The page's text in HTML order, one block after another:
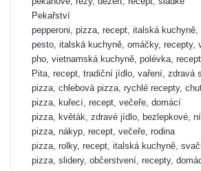
Pekařství
pepperoni, pizza, recept, italská
pesto, italská kuchyně, omáčky, recepty,
pho, vietnamská kuchyně, polévka,
Pita, recept, tradiční jídlo, vaření, zdravá
pizza, chlebová pizza, rychlé recepty,
pizza, kuřecí, recept, večeře, domácí
pizza, květák, zdravé jídlo, bezlepkové,
pizza, nákyp, recept, večeře, rodina
pizza, rolky, recept, italská kuchyně,
pizza, slidery, občerstvení, recepty,